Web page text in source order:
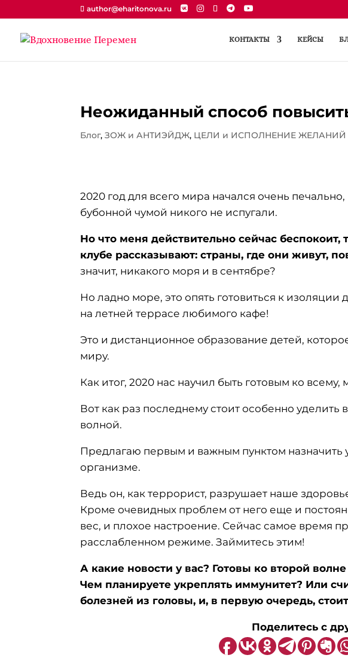
author@eharitonova.ru
КОНТАКТЫ КЕЙСЫ
Неожиданный способ
Блог,ЗОЖ и АНТИЭЙДЖ, ЦЕЛИ и ИСПОЛНЕНИЕ ЖЕЛАНИЙ
2020 год для всего мира начался очень
бубонной чумой никого не испугали.
Но что меня действительно сейчас
клубе рассказывают: страны, где они живут,
значит, никакого моря и в сентябре?
Но ладно море, это опять готовиться к изоляции
на летней террасе любимого кафе!
Это и дистанционное образование детей,
миру.
Как итог, 2020 нас научил быть готовым ко
Вот как раз последнему стоит особенно
волной.
Предлагаю первым и важным пунктом назначить
организме.
Ведь он, как террорист, разрушает наше
Кроме очевидных проблем от него еще и
вес, и плохое настроение. Сейчас самое время
расслабленном режиме. Займитесь этим!
А какие новости у вас? Готовы ко второй
Чем планируете укреплять иммунитет? Или
болезней из головы, и, в первую очередь,
Поделитесь с